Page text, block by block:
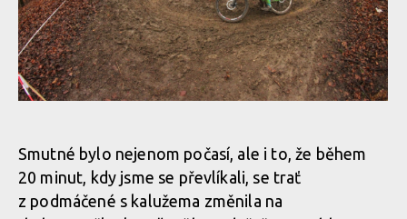
WBS: Bučovice zahájily sjezdovou sezónu a i Čert se přijel
zamazat
WBS: Bučovice zahájily sjezdovou sezónu a i Čert se přijel
Smutné bylo nejenom počasí, ale i to, že během
20 minut, kdy jsme se převlíkali, se trať
z podmáčené s kalužema změnila na